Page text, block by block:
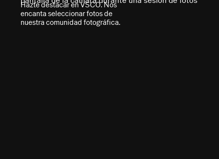
Hazte destacar en VSCO. Nos
encanta seleccionar fotos de
nuestra comunidad fotográfica.